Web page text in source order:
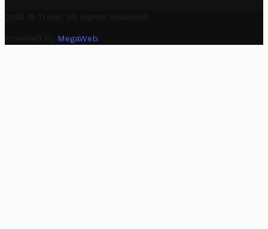
2025 © Trovit. All Rights Reserved.
Powered By MegaWeb